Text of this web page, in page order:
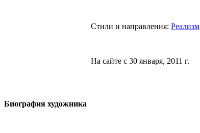
Стили и направления: Реализм
На сайте с 30 января, 2011 г.
Биография художника